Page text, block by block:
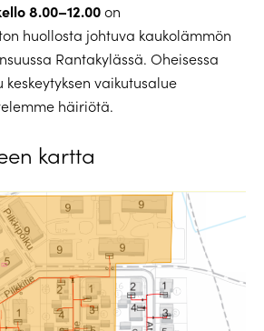
8.00–12.00on
huollosta johtuva kaukolämmön
Rantakylässä. Oheisessa
vaikutusalue
häiriötä.
kartta